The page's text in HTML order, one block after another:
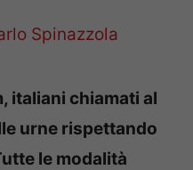
Spinazzola
italiani chiamati al
urne rispettando
le modalità